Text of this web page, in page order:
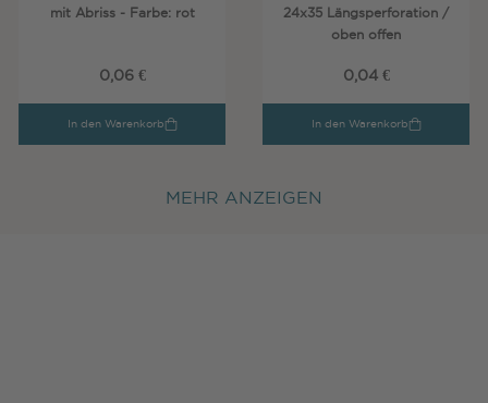
mit Abriss - Farbe: rot
0,06 €
In den Warenkorb
24x35 Längsperforation /
oben offen
0,04 €
In den Warenkorb
MEHR ANZEIGEN